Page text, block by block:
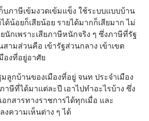
บภาษีเข้มงวดเข้มแข็ง ใช้ระบบแบบบ้าน
ด้น้อยก็เสียน้อย รายได้มากก็เสียมาก ไม่
นักเพราะเสียภาษีหนักจริง ๆ ซึ่งภาษีที่รัฐ
สามส่วนคือ เข้ารัฐส่วนกลาง เข้าเขต
องที่อยู่อาศัย
ลูกบ้านของเมืองที่อยู่ จนท ประจำเมือง
าษีที่ได้มาแต่ละปี เอาไปทำอะไรบ้าง ซึ่ง
กสารทางราชการได้ทุกเมื่อ และ
งความเห็นต่าง ๆ ได้